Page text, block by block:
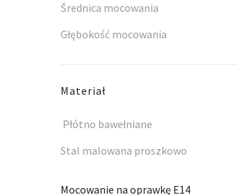
Średnica mocowania
Głębokość mocowania
Materiał
Płótno bawełniane
Stal malowana proszkowo
Mocowanie na oprawkę E14